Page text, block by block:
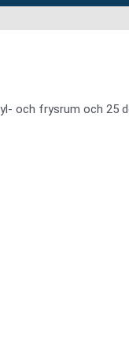
och frysrum och 25